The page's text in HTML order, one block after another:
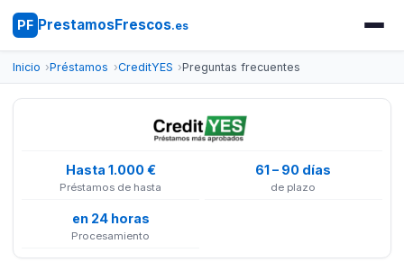
PF PrestamosFrescos.es
Inicio Préstamos CreditYES Preguntas frecuentes
Hasta 1.000 €
Préstamos de hasta
61 – 90 días
de plazo
en 24 horas
Procesamiento